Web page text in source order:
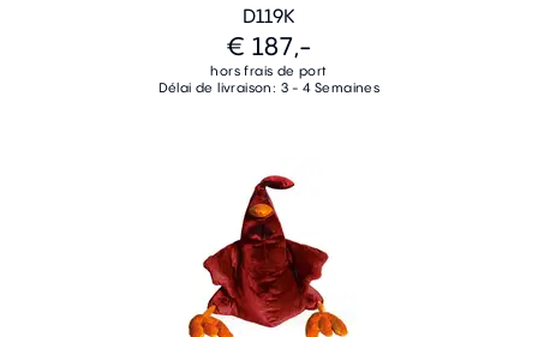
D119K
€ 187,-
hors frais de port
Délai de livraison: 3 - 4 Semaines